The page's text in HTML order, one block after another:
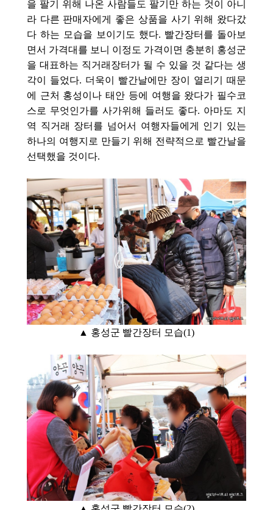
을 팔기 위해 나온 사람들도 팔기만 하는 것이 아니
라 다른 판매자에게 좋은 상품을 사기 위해 왔다갔
다 하는 모습을 보이기도 했다. 빨간장터를 돌아보
면서 가격대를 보니 이정도 가격이면 충분히 홍성군
을 대표하는 직거래장터가 될 수 있을 것 같다는 생
각이 들었다. 더욱이 빨간날에만 장이 열리기 때문
에 근처 홍성이나 태안 등에 여행을 왔다가 필수코
스로 무엇인가를 사가위해 들러도 좋다. 아마도 지
역 직거래 장터를 넘어서 여행자들에게 인기 있는
하나의 여행지로 만들기 위해 전략적으로 빨간날을
선택했을 것이다.
▲ 홍성군 빨간장터 모습(1)